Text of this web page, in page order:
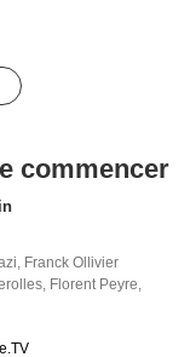
commencer
Franck Ollivier
Florent Peyre